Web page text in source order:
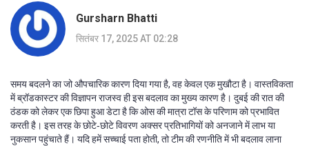
Gursharn Bhatti
सितंबर 17, 2025 AT 02:28
समय बदलने का जो औपचारिक कारण दिया गया है, वह केवल एक मुखौटा है। वास्तविकता
में ब्रॉडकास्टर की विज्ञापन राजस्व ही इस बदलाव का मुख्य कारण है। दुबई की रात की
ठंडक को लेकर एक छिपा हुआ डेटा है कि ओस की मात्रा टॉस के परिणाम को प्रभावित
करती है। इस तरह के छोटे‑छोटे विवरण अक्सर प्रतिभागियों को अनजाने में लाभ या
नुकसान पहुंचाते हैं। यदि हमें सच्चाई पता होती, तो टीम की रणनीति में भी बदलाव लाना